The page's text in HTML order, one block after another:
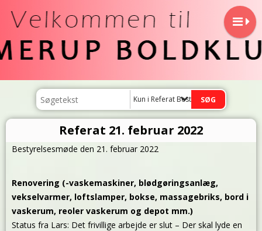
Kun i Referat Bestyrelsemøde
Referat 21. februar 2022
Bestyrelsesmøde den 21. februar 2022
Renovering (-vaskemaskiner, blødgøringsanlæg,
vekselvarmer, loftslamper, bokse, massagebriks, bord i
vaskerum, reoler vaskerum og depot mm.)
Status fra Lars: Det frivillige arbejde er slut – Der skal lyde en